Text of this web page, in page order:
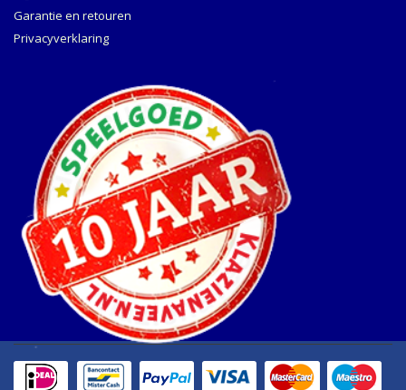
Garantie en retouren
Privacyverklaring